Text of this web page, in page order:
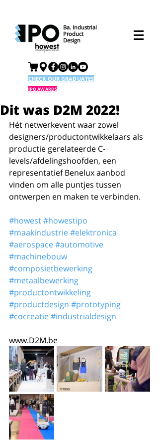
Ba. Industrial
Product
Design
CHECK OUR GRADUATES
IPO AWARDS
Dit was D2M 2022!
Hét netwerkevent waar zowel
designers/productontwikkelaars als
productie gerelateerde C-
levels/afdelingshoofden, een
representatief Benelux aanbod
vinden om alle puntjes tussen
ontwerpen en maken te verbinden.
#howest#howestipo
#maakindustrie#elektronica
#aerospace#automotive
#machinebouw
#composietbewerking
#metaalbewerking
#productontwikkeling
#productdesign #prototyping
#cocreatie#industrialdesign
www.D2M.be